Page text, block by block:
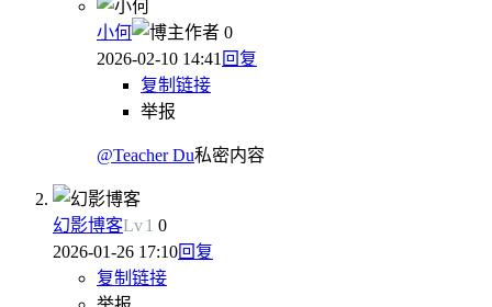
小何 作者 0
2026-02-10 14:41 回复
复制链接
举报
@Teacher Du私密内容
幻影博客Lv1 0
2026-01-26 17:10回复
复制链接